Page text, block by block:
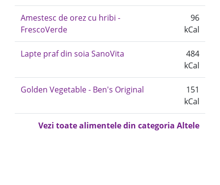
Amestesc de orez cu hribi -
FrescoVerde
96
kCal
Lapte praf din soia SanoVita
484
kCal
Golden Vegetable - Ben's Original
151
kCal
Vezi toate alimentele din categoria Altele